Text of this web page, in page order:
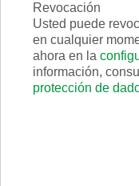
Scrabber
Revocación
Usted puede
en cualquier
ahora en la
información,
protección de